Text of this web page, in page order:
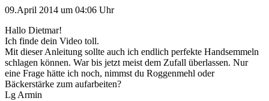
09.April 2014 um 04:06 Uhr
Hallo Dietmar!
Ich finde dein Video toll.
Mit dieser Anleitung sollte auch ich endlich perfekte Handsemmeln
schlagen können. War bis jetzt meist dem Zufall überlassen. Nur
eine Frage hätte ich noch, nimmst du Roggenmehl oder
Bäckerstärke zum aufarbeiten?
Lg Armin